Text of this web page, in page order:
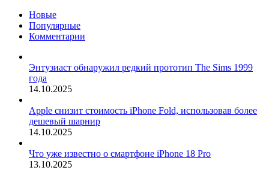
Новые
Популярные
Комментарии
Энтузиаст обнаружил редкий прототип The Sims 1999
года
14.10.2025
Apple снизит стоимость iPhone Fold, использовав более
дешевый шарнир
14.10.2025
Что уже известно о смартфоне iPhone 18 Pro
13.10.2025